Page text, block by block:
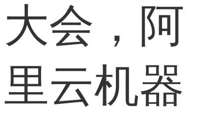
大会，阿
里云机器